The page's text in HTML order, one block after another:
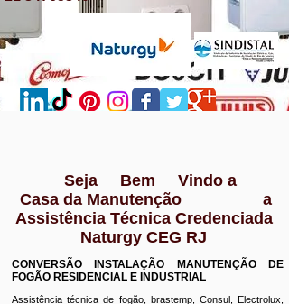
Seja Bem Vindo a
Casa da Manutenção a
Assistência Técnica Credenciada
Naturgy CEG RJ
CONVERSÃO INSTALAÇÃO MANUTENÇÃO DE
FOGÃO RESIDENCIAL E INDUSTRIAL
Assistência técnica de fogão, brastemp, Consul, Electrolux,